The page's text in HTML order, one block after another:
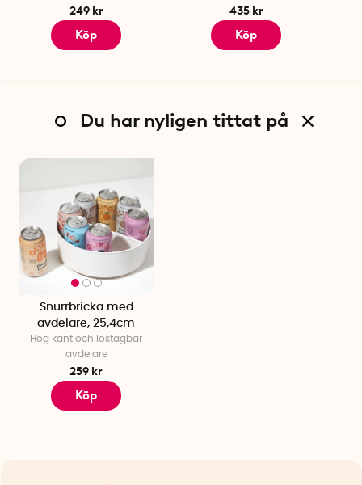
249 kr
Köp
435 kr
Köp
Du har nyligen tittat på
Snurrbricka med
avdelare, 25,4cm
Hög kant och löstagbar
avdelare
259 kr
Köp